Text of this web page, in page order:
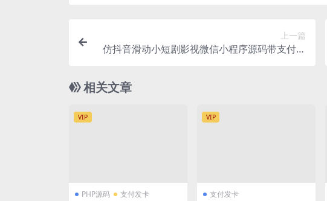
上一篇
仿抖音滑动小短剧影视微信小程序源码带支付修
相关文章
VIP
PHP源码 支付发卡
VIP
支付发卡